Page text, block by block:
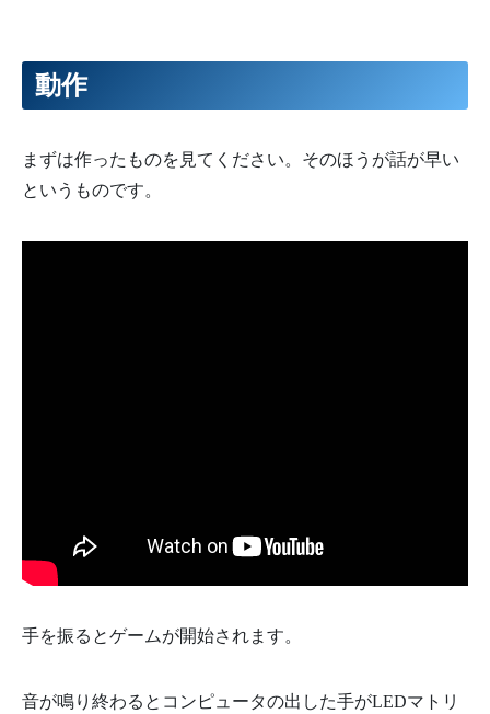
動作
まずは作ったものを見てください。そのほうが話が早い
というものです。
手を振るとゲームが開始されます。
音が鳴り終わるとコンピュータの出した手がLEDマトリ